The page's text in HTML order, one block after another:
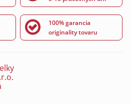
100% garancia
originality tovaru